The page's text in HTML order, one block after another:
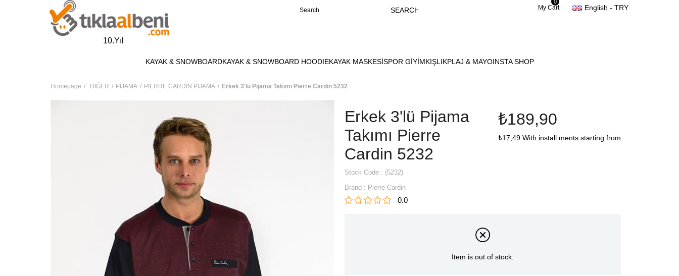
10.Yıl
English - TRY
My Cart
0
KAYAK & SNOWBOARDKAYAK & SNOWBOARD HOODIEKAYAK MASKESİSPOR GİYİMKIŞLIKPLAJ & MAYOINSTA SHOP
Homepage DİĞER PİJAMA PIERRE CARDIN PİJAMA Erkek 3'lü Pijama Takımı Pierre Cardin 5232
Erkek 3'lü Pijama
Takımı Pierre
Cardin 5232
₺189,90
₺17,49 With install ments starting from
Stock Code
(5232)
Brand : Pierre Cardin
0.0
Item is out of stock.